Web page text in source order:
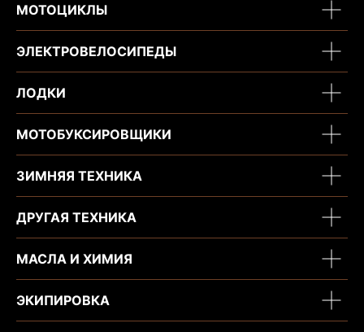
МОТОЦИКЛЫ
ЭЛЕКТРОВЕЛОСИПЕДЫ
ЛОДКИ
МОТОБУКСИРОВЩИКИ
ЗИМНЯЯ ТЕХНИКА
ДРУГАЯ ТЕХНИКА
МАСЛА И ХИМИЯ
ЭКИПИРОВКА